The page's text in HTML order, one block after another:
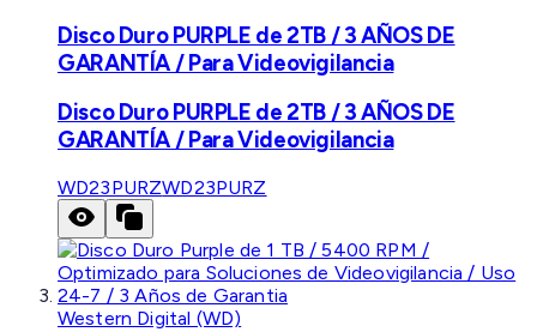
Disco Duro PURPLE de 2TB / 3 AÑOS DE
GARANTÍA / Para Videovigilancia
Disco Duro PURPLE de 2TB / 3 AÑOS DE
GARANTÍA / Para Videovigilancia
WD23PURZWD23PURZ
Western Digital (WD)